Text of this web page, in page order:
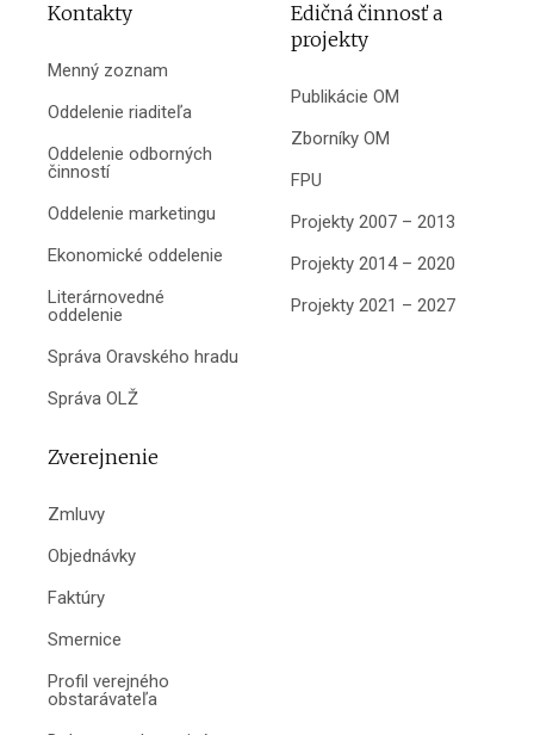
Kontakty
Menný zoznam
Oddelenie riaditeľa
Oddelenie odborných
činností
Oddelenie marketingu
Ekonomické oddelenie
Literárnovedné
oddelenie
Správa Oravského hradu
Správa OLŽ
Edičná činnosť a
projekty
Publikácie OM
Zborníky OM
FPU
Projekty 2007 – 2013
Projekty 2014 – 2020
Projekty 2021 – 2027
Zverejnenie
Zmluvy
Objednávky
Faktúry
Smernice
Profil verejného
obstarávateľa